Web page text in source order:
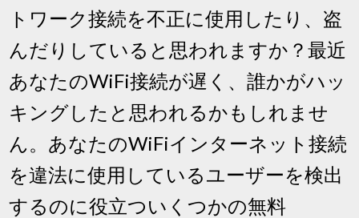
トワーク接続を不正に使用したり、盗
んだりしていると思われますか？最近
あなたのWiFi接続が遅く、誰かがハッ
キングしたと思われるかもしれませ
ん。あなたのWiFiインターネット接続
を違法に使用しているユーザーを検出
するのに役立ついくつかの無料